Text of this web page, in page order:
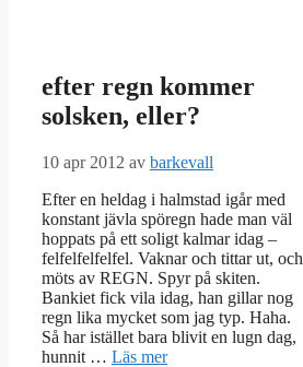
efter regn kommer
solsken, eller?
10 apr 2012 av barkevall
Efter en heldag i halmstad igår med
konstant jävla spöregn hade man väl
hoppats på ett soligt kalmar idag –
felfelfelfelfel. Vaknar och tittar ut, och
möts av REGN. Spyr på skiten.
Bankiet fick vila idag, han gillar nog
regn lika mycket som jag typ. Haha.
Så har istället bara blivit en lugn dag,
hunnit … Läs mer